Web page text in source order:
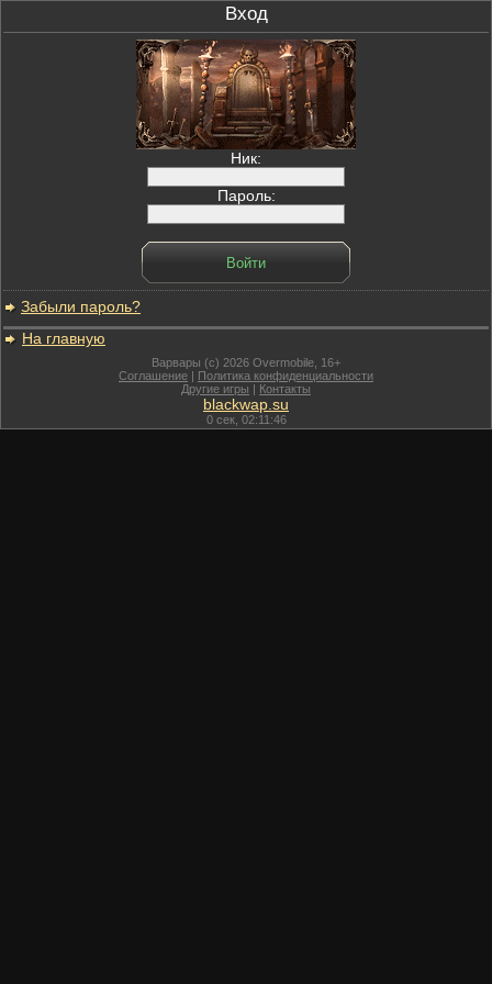
Вход
Ник:
Пароль:
Забыли пароль?
На главную
Варвары (c) 2026 Overmobile, 16+
Соглашение | Политика конфиденциальности
Другие игры | Контакты
blackwap.su
0сек, 02:11:46